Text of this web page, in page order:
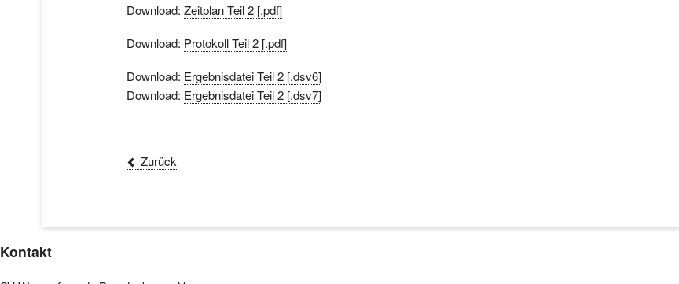
Download:Zeitplan Teil 2 [.pdf]
Download: Protokoll Teil 2 [.pdf]
Download: Ergebnisdatei Teil 2 [.dsv6]
Download: Ergebnisdatei Teil 2 [.dsv7]
Zurück
Kontakt